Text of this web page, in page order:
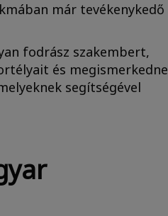
már tevékenykedő
fodrász szakembert,
és megismerkedne
segítségével